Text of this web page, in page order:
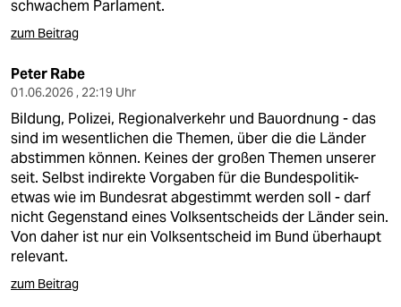
schwachem Parlament.
zum Beitrag
Peter Rabe
01.06.2026 , 22:19 Uhr
Bildung, Polizei, Regionalverkehr und Bauordnung - das
sind im wesentlichen die Themen, über die die Länder
abstimmen können. Keines der großen Themen unserer
seit. Selbst indirekte Vorgaben für die Bundespolitik-
etwas wie im Bundesrat abgestimmt werden soll - darf
nicht Gegenstand eines Volksentscheids der Länder sein.
Von daher ist nur ein Volksentscheid im Bund überhaupt
relevant.
zum Beitrag